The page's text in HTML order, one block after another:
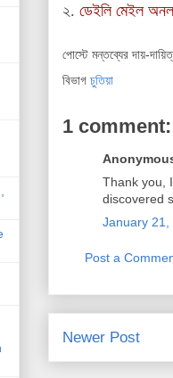
২. ডেইলি মেইল
পোস্টে মন্তব্যের দায়-
বিভাগ চুতিয়া
1 comment:
Thank you,
discovered
January 21,
Post a
Newer Post